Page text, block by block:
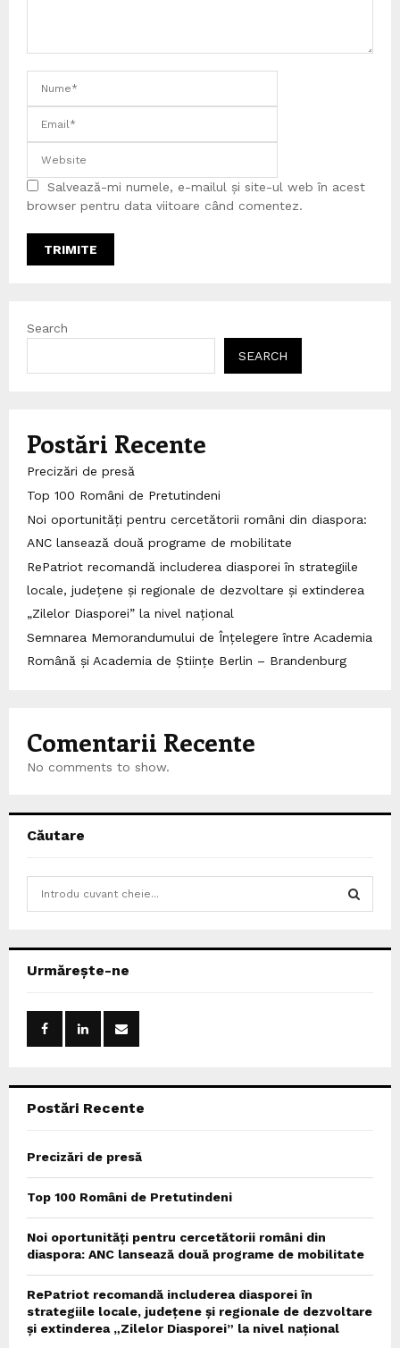
Salvează-mi numele, e-mailul și site-ul web în acest
browser pentru data viitoare când comentez.
Search
SEARCH
Postări Recente
Precizări de presă
Top 100 Români de Pretutindeni
Noi oportunități pentru cercetătorii români din diaspora:
ANC lansează două programe de mobilitate
RePatriot recomandă includerea diasporei în strategiile
locale, județene și regionale de dezvoltare și extinderea
„Zilelor Diasporei” la nivel național
Semnarea Memorandumului de Înțelegere între Academia
Română și Academia de Științe Berlin – Brandenburg
Comentarii Recente
No comments to show.
Căutare
h
Urmărește-ne
Postări Recente
Precizări de presă
Top 100 Români de Pretutindeni
Noi oportunități pentru cercetătorii români din
diaspora: ANC lansează două programe de mobilitate
RePatriot recomandă includerea diasporei în
strategiile locale, județene și regionale de dezvoltare
și extinderea „Zilelor Diasporei” la nivel național